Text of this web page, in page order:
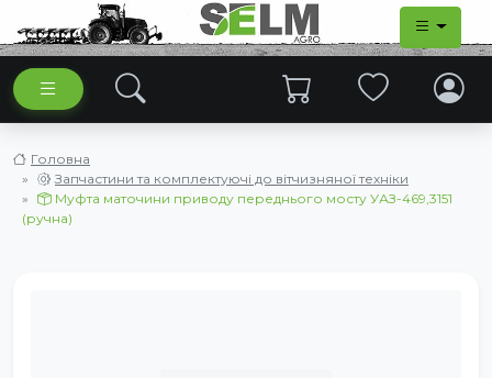
Головна
Запчастини та комплектуючі до вітчизняної техніки
Муфта маточини приводу переднього мосту УАЗ-469,3151
(ручна)